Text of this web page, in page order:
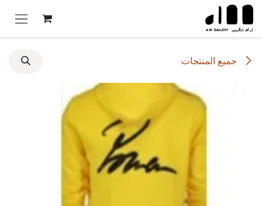
تخطي للذهاب إلى المحتوى
جميع المنتجات